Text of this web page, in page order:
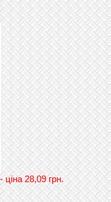
цiна 28,09 грн.